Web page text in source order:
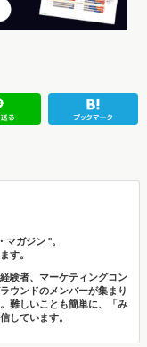
ガジン "。
す。
験者、マーケティングコン
ウンドのメンバーが集まり
難しいことも簡単に、「み
しています。